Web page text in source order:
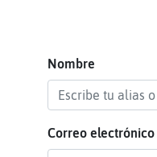
Nombre
Correo electrónico